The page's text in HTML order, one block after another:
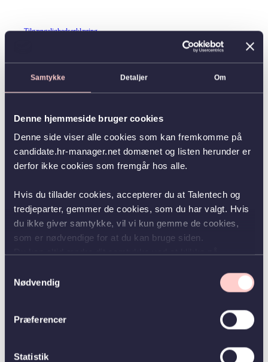
Samtykke Detaljer Om
Denne hjemmeside bruger cookies
Denne side viser alle cookies som kan fremkomme på
candidate.hr-manager.net domænet og listen herunder er
derfor ikke cookies som fremgår hos alle.
Hvis du tillader cookies, accepterer du at Talentech og
tredjeparter, gemmer de cookies, som du har valgt. Hvis
du ikke giver samtykke, vil vi kun gemme de cookies,
som er nødvendige for at du kan bruge siden.
Nødvendig
Præferencer
Statistik
Tilgængelighedserklæring